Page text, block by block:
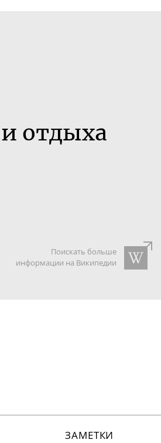
отдыха
Поискать больше
информации на Википедии
ЗАМЕТКИ